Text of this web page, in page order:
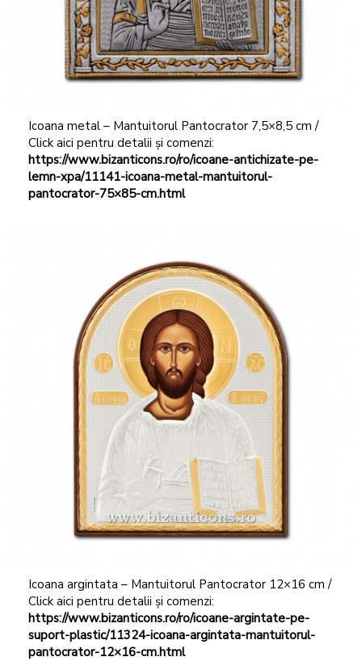
Icoana metal – Mantuitorul Pantocrator 7,5×8,5 cm /
Click aici pentru detalii și comenzi:
https://www.bizanticons.ro/ro/icoane-antichizate-pe-
lemn-xpa/11141-icoana-metal-mantuitorul-
pantocrator-75×85-cm.html
Icoana argintata – Mantuitorul Pantocrator 12×16 cm /
Click aici pentru detalii și comenzi:
https://www.bizanticons.ro/ro/icoane-argintate-pe-
suport-plastic/11324-icoana-argintata-mantuitorul-
pantocrator-12×16-cm.html